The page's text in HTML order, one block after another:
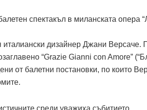
спектакъл в миланската опера
италиански дизайнер Джани Версаче.
“Grazie Gianni con Amore”
от балетни постановки, по които
среди уважиха събитието.